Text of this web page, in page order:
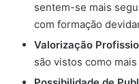
sentem-se mais
com formação
Valorização
são vistos como